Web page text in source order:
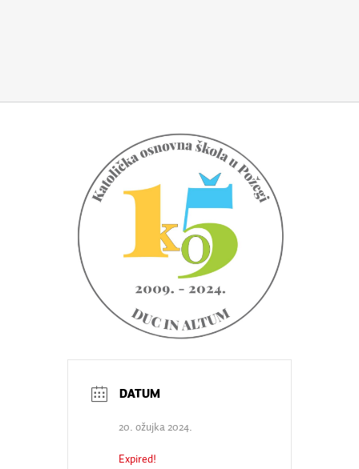
20. ožujka 2024.
Expired!